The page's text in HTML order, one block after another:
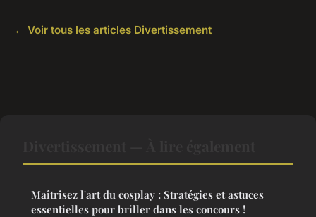
← Voir tous les articles Divertissement
Maîtrisez l'art du cosplay : Stratégies et astuces
essentielles pour briller dans les concours !